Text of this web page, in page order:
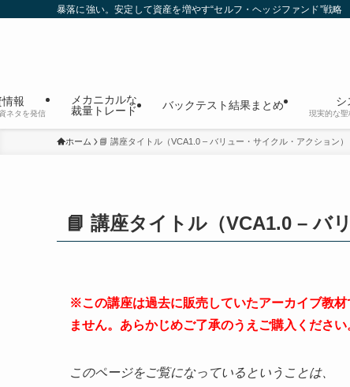
暴落に強い。安定して資産を増やす“セルフ・ヘッジファンド”戦略
報
ネタを発信
メカニカルな
裁量トレード
バックテスト結果まとめ シ
現実的な聖
ホーム 📘 講座タイトル（VCA1.0 – バリュー・サイクル・アクション）
📘 講座タイトル（VCA1.0 – バ
※この講座は過去に販売していたアーカイブ教
ません。あらかじめご了承のうえご購入ください
このページをご覧になっているということは、